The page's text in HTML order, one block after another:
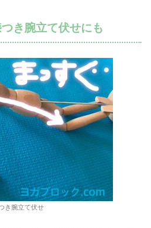
き腕立て伏せにも
き腕立て伏せ